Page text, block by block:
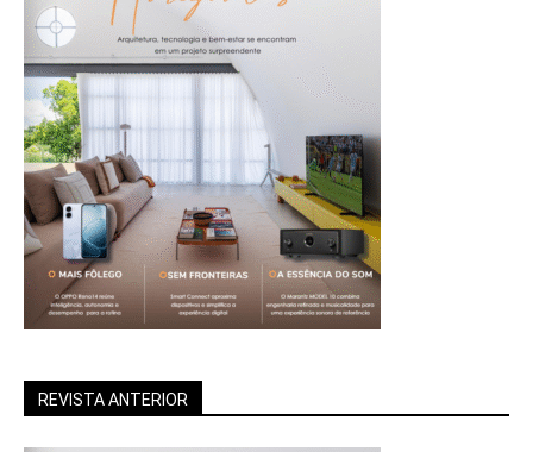
REVISTA ANTERIOR